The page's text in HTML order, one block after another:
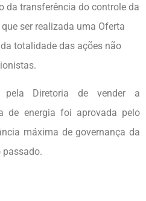
da transferência do controle da
ser realizada uma Oferta
totalidade das ações não
pela Diretoria de vender a
de energia foi aprovada pelo
máxima de governança da
passado.